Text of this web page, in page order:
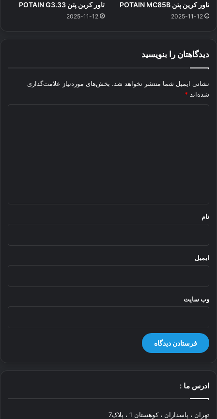
تاور کرین پتن POTAIN MC85B
2025-11-12
تاور کرین پتن POTAIN G3.33
2025-11-12
دیدگاهتان را بنویسید
نشانی ایمیل شما منتشر نخواهد شد. بخش‌های موردنیاز علامت‌گذاری
شده‌اند *
نام
ایمیل
وب‌ سایت
ادرس ما :
تهران ، پاسداران ، کوهستان 1 ، پلاک7